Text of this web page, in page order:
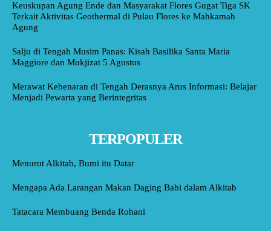
Keuskupan Agung Ende dan Masyarakat Flores Gugat Tiga SK
Terkait Aktivitas Geothermal di Pulau Flores ke Mahkamah
Agung
Salju di Tengah Musim Panas: Kisah Basilika Santa Maria
Maggiore dan Mukjizat 5 Agustus
Merawat Kebenaran di Tengah Derasnya Arus Informasi: Belajar
Menjadi Pewarta yang Berintegritas
TERPOPULER
Menurut Alkitab, Bumi itu Datar
Mengapa Ada Larangan Makan Daging Babi dalam Alkitab
Tatacara Membuang Benda Rohani